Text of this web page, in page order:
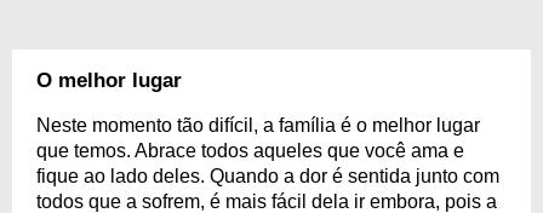
O melhor lugar
Neste momento tão difícil, a família é o melhor lugar
que temos. Abrace todos aqueles que você ama e
fique ao lado deles. Quando a dor é sentida junto com
todos que a sofrem, é mais fácil dela ir embora, pois a